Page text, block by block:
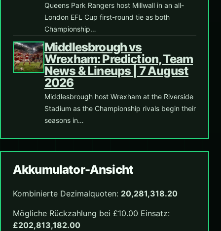
Queens Park Rangers host Millwall in an all-
London EFL Cup first-round tie as both
Championship…
Middlesbrough vs
Wrexham: Prediction, Team
News & Lineups | 7 August
2026
Middlesbrough host Wrexham at the Riverside
Stadium as the Championship rivals begin their
seasons in…
Akkumulator-Ansicht
Kombinierte Dezimalquoten: 20,281,318.20
Mögliche Rückzahlung bei £10.00 Einsatz:
£202,813,182.00